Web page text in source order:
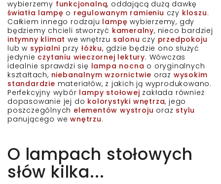
wybierzemy funkcjonalną, oddającą dużą dawkę
światła lampę o regulowanym ramieniu czy kloszu.
Całkiem innego rodzaju lampę wybierzemy, gdy
będziemy chcieli stworzyć kameralny, nieco bardziej
intymny klimat we wnętrzu salonu czy przedpokoju
lub w sypialni przy łóżku, gdzie będzie ono służyć
jedynie czytaniu wieczornej lektury. Wówczas
idealnie sprawdzi się lampa nocna o oryginalnych
kształtach, niebanalnym wzornictwie oraz wysokim
standardzie materiałów, z jakich ją wyprodukowano.
Perfekcyjny wybór lampy stołowej zakłada również
dopasowanie jej do kolorystyki wnętrza, jego
poszczególnych elementów wystroju oraz stylu
panującego we wnętrzu.
O lampach stołowych
słów kilka...